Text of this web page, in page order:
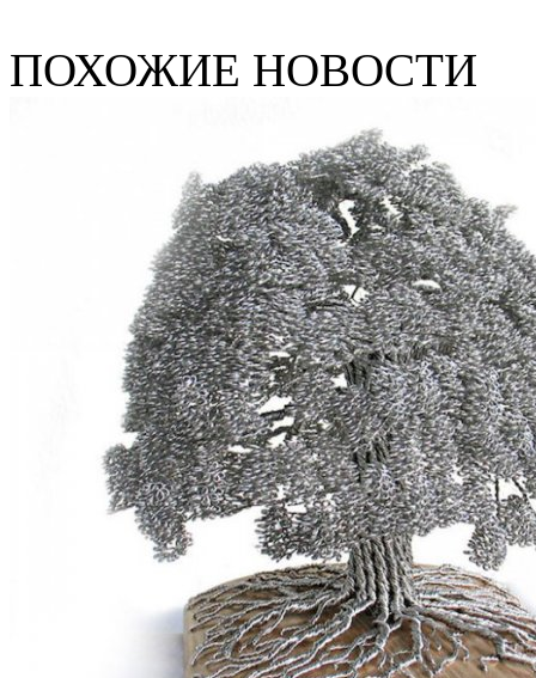
ПОХОЖИЕ НОВОСТИ